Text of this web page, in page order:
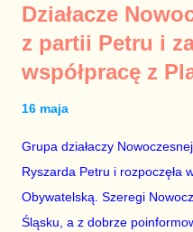
centrum, a PiS już tam jest”
Szydło na Morawieckiego.
nie pójdzie spać. Do
życiorys i zdjęcie. Mile
zwyrodnialca z politykami
porannych programach nie
sukcesów PiS na arenie
modli...
Działacze
z partii Petru i
współpracę z
16 maja
Grupa działaczy
Ryszarda Petru i rozpoczęła
Obywatelską. Szeregi
Śląsku, a z dobrze